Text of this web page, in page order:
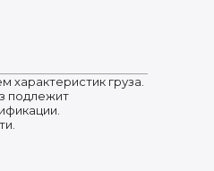
характеристик груза.
подлежит